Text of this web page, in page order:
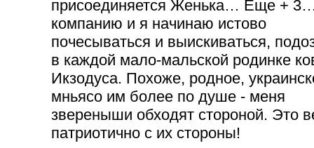
присоединяется Женька… Еще +
компанию и я начинаю истово
почесываться и выискиваться,
в каждой мало-мальской родинке
Икзодуса. Похоже, родное,
мньясо им более по душе - меня
звереныши обходят стороной. Это
патриотично с их стороны!